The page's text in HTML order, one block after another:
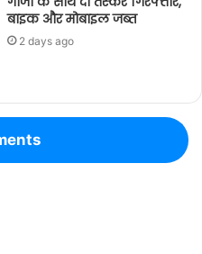
बाइक और मोबाइल जब्त
2 days ago